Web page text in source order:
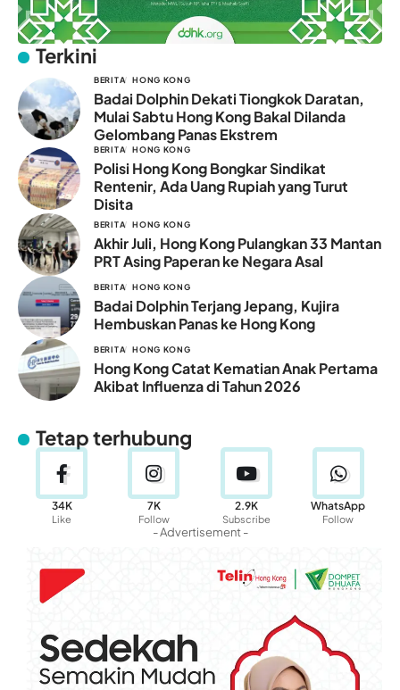
Terkini
BERITA HONG KONG
Badai Dolphin Dekati Tiongkok Daratan,
Mulai Sabtu Hong Kong Bakal Dilanda
Gelombang Panas Ekstrem
BERITA HONG KONG
Polisi Hong Kong Bongkar Sindikat
Rentenir, Ada Uang Rupiah yang Turut
Disita
BERITA HONG KONG
Akhir Juli, Hong Kong Pulangkan 33 Mantan
PRT Asing Paperan ke Negara Asal
BERITA HONG KONG
Badai Dolphin Terjang Jepang, Kujira
Hembuskan Panas ke Hong Kong
BERITA HONG KONG
Hong Kong Catat Kematian Anak Pertama
Akibat Influenza di Tahun 2026
Tetap terhubung
34K
Like
7K
Follow
2.9K
Subscribe
WhatsApp
Follow
- Advertisement -